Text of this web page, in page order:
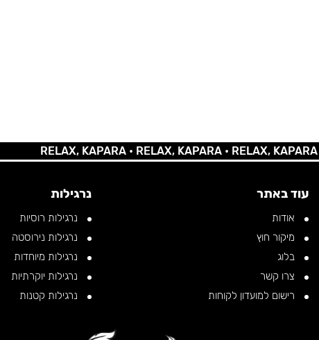
RELAX, KAPARA •RELAX, KAPARA •RELAX, KAPARA •
עוד באתר
אודות
מיקור חוץ
בלוג
צרו קשר
רישום למועדון לקוחות
נרגילות
נרגילות רוסיות
נרגילות נירוסטה
נרגילות מיוחדות
נרגילות יוקרתיות
נרגילות קטנות